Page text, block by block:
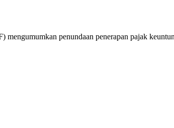
penundaan penerapan pajak